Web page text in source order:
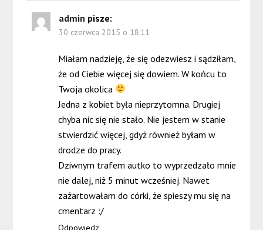
admin pisze:
30 czerwca 2015 o 18:11
Miałam nadzieję, że się odezwiesz i sądziłam,
że od Ciebie więcej się dowiem. W końcu to
Twoja okolica
Jedna z kobiet była nieprzytomna. Drugiej
chyba nic się nie stało. Nie jestem w stanie
stwierdzić więcej, gdyż również byłam w
drodze do pracy.
Dziwnym trafem autko to wyprzedzało mnie
nie dalej, niż 5 minut wcześniej. Nawet
zażartowałam do córki, że spieszy mu się na
cmentarz :/
Odpowiedz